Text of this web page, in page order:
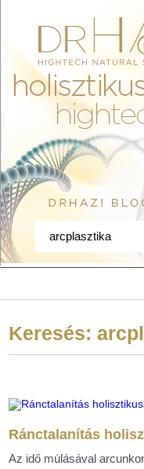
Keresés:
Ránctalanítás
Az idő múlásával